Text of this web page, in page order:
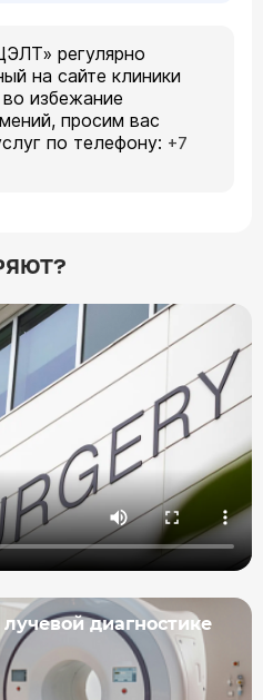
регулярно
на сайте клиники
избежание
просим вас
по телефону: +7
диагностике